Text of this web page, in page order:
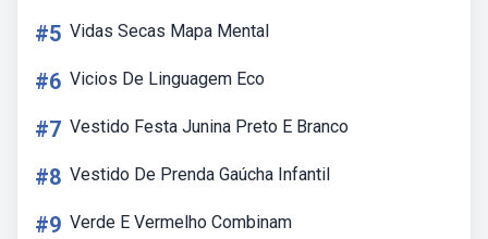
#5 Vidas Secas Mapa Mental
#6 Vicios De Linguagem Eco
#7 Vestido Festa Junina Preto E Branco
#8 Vestido De Prenda Gaúcha Infantil
#9 Verde E Vermelho Combinam